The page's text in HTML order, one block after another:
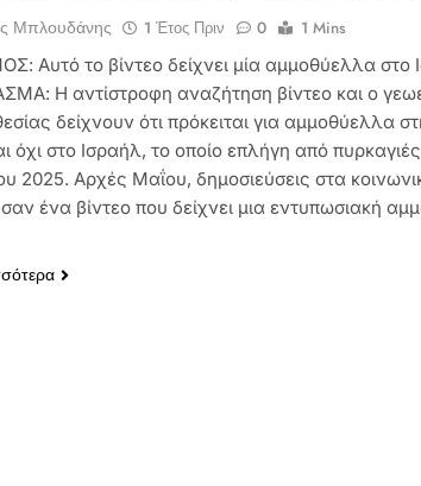
Μπλουδάνης 1 Έτος Πριν 0
1 Mins
Αυτό το βίντεο δείχνει μία αμμοθύελλα στο
Η αντίστροφη αναζήτηση βίντεο και ο
δείχνουν ότι πρόκειται για αμμοθύελλα
όχι στο Ισραήλ, το οποίο επλήγη από
2025. Αρχές Μαΐου, δημοσιεύσεις στα
ένα βίντεο που δείχνει μια εντυπωσιακή